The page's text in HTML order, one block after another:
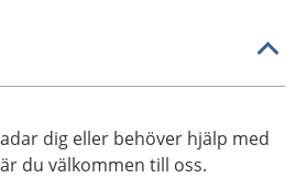
dig eller behöver hjälp med
du välkommen till oss.